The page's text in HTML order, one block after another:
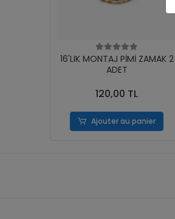
16'LIK MONTAJ PİMİ ZAMAK 2
ADET
120,00 TL
Ajouter au panier